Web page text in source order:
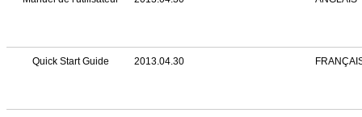
Quick Start Guide 2013.04.30